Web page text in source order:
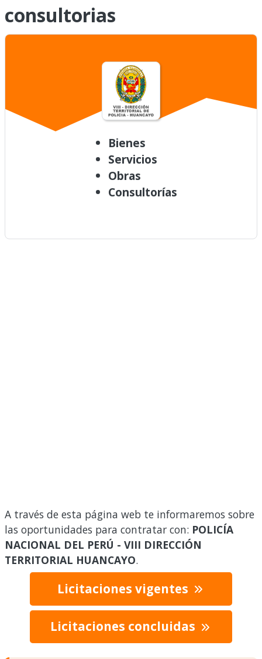
consultorias
Bienes
Servicios
Obras
Consultorías
A través de esta página web te informaremos sobre
las oportunidades para contratar con: POLICÍA
NACIONAL DEL PERÚ - VIII DIRECCIÓN
TERRITORIAL HUANCAYO.
Licitaciones vigentes
Licitaciones concluidas